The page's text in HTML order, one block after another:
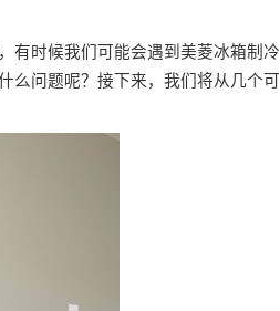
有时候我们可能会遇到美菱冰箱制冷
么问题呢？接下来，我们将从几个可